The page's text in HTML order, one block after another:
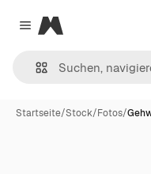
Close menu
Magnific
Startseite/Stock/Fotos/